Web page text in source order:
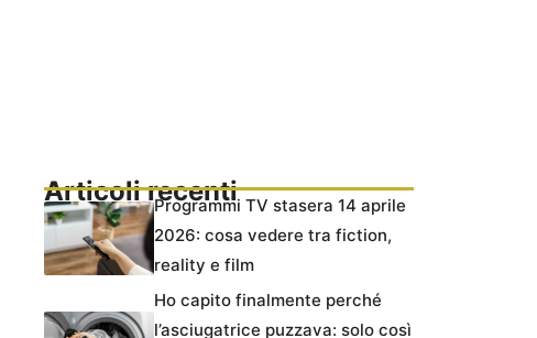
Articoli recentiProgrammi TV stasera 14 aprile
2026: cosa vedere tra fiction,
reality e film
Ho capito finalmente perché
l’asciugatrice puzzava: solo così